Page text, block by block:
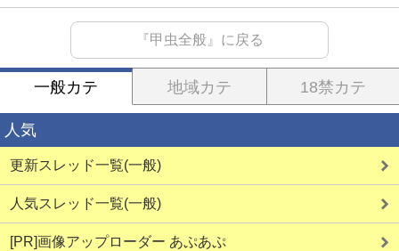
『甲虫全般』に戻る
一般カテ 地域カテ 18禁カテ
人気
更新スレッド一覧(一般)
人気スレッド一覧(一般)
[PR]画像アップローダー あぷあぷ